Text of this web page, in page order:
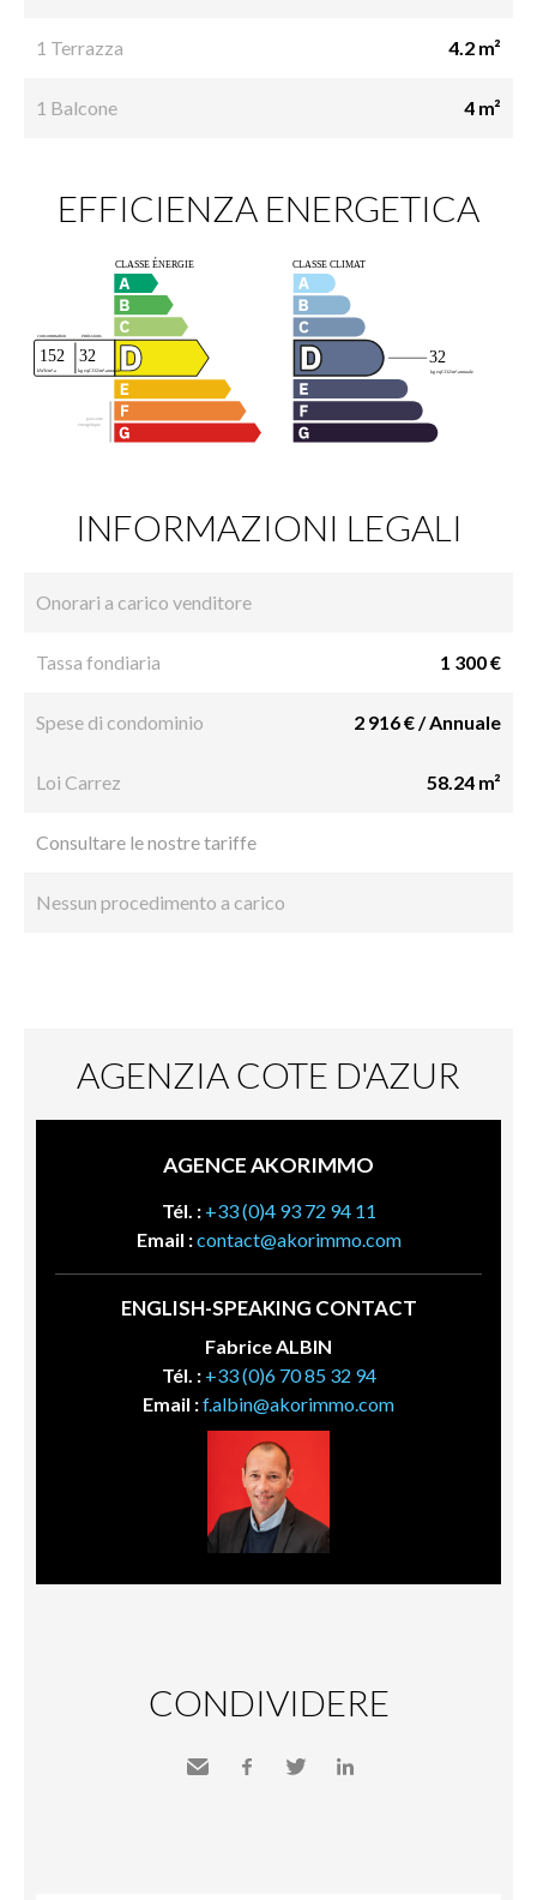
1 Terrazza 4.2 m²
1 Balcone 4 m²
EFFICIENZA ENERGETICA
INFORMAZIONI LEGALI
Onorari a carico venditore
Tassa fondiaria 1 300 €
Spese di condominio 2 916 € / Annuale
Loi Carrez 58.24 m²
Consultare le nostre tariffe
Nessun procedimento a carico
AGENZIA COTE D'AZUR
AGENCE AKORIMMO
Tél. : +33 (0)4 93 72 94 11
Email :contact@akorimmo.com
ENGLISH-SPEAKING CONTACT
Fabrice ALBIN
Tél. : +33 (0)6 70 85 32 94
Email :f.albin@akorimmo.com
CONDIVIDERE